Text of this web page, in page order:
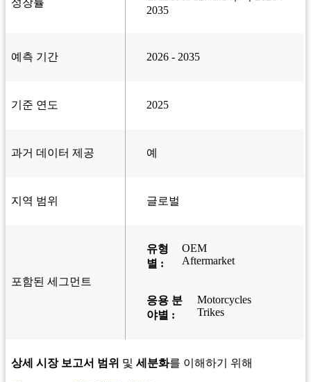
성장률
2035
예측 기간 2026 - 2035
기준 연도 2025
과거 데이터 제공 예
지역 범위 글로벌
포함된 세그먼트
유형
별 :
OEM
Aftermarket
응용 분
야별 :
Motorcycles
Trikes
상세 시장 보고서 범위 및 세분화를 이해하기 위해